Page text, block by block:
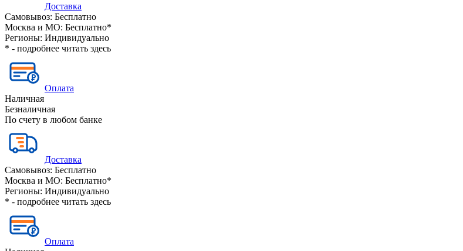
Доставка
Самовывоз: Бесплатно
Москва и МО: Бесплатно*
Регионы: Индивидуально
* - подробнее читать здесь
Оплата
Наличная
Безналичная
По счету в любом банке
Доставка
Самовывоз: Бесплатно
Москва и МО: Бесплатно*
Регионы: Индивидуально
* - подробнее читать здесь
Оплата